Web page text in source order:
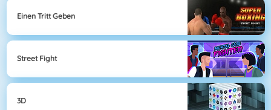
Einen Tritt Geben
Street Fight
3D